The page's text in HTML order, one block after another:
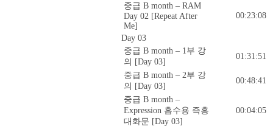
중급 B month – RAM
Day 02 [Repeat After
Me]
00:23:08
Day 03
중급 B month – 1부 강
의 [Day 03]
01:31:51
중급 B month – 2부 강
의 [Day 03]
00:48:41
중급 B month –
Expression 흡수용 즉흥
대화문 [Day 03]
00:04:05